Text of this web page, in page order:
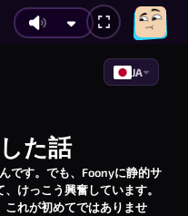
JA
た話
です。でも、Foonyに静的サ
けっこう興奮しています。
これが初めてではありませ